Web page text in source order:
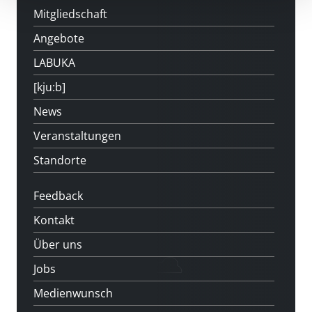
Mitgliedschaft
Angebote
LABUKA
[kju:b]
News
Veranstaltungen
Standorte
Feedback
Kontakt
Über uns
Jobs
Medienwunsch